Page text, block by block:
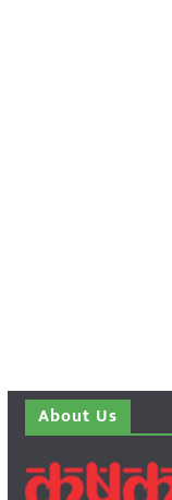
About Us